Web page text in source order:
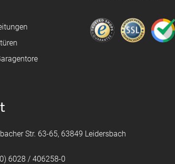
Str. 63-65, 63849 Leidersbach
6028 / 406258-0